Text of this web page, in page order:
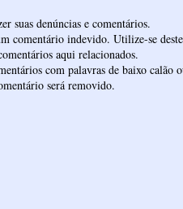
suas denúncias e comentários.
comentário indevido. Utilize-se
aqui relacionados.
com palavras de baixo calão
será removido.